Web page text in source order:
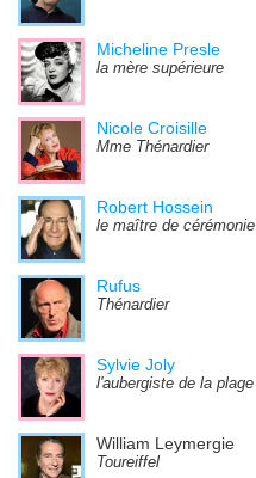
Micheline Presle
la mère supérieure
Nicole Croisille
Mme Thénardier
Robert Hossein
le maître de cérémonie
Rufus
Thénardier
Sylvie Joly
l'aubergiste de la plage
William Leymergie
Toureiffel